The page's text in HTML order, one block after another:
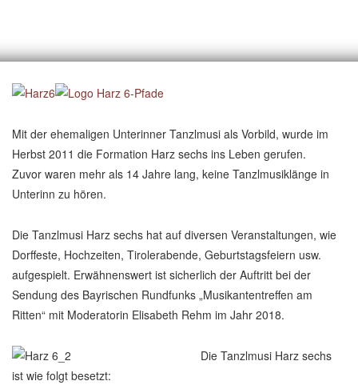
Mit der ehemaligen Unterinner Tanzlmusi als Vorbild, wurde im
Herbst 2011 die Formation Harz sechs ins Leben gerufen.
Zuvor waren mehr als 14 Jahre lang, keine Tanzlmusiklänge in
Unterinn zu hören.
Die Tanzlmusi Harz sechs hat auf diversen Veranstaltungen, wie
Dorffeste, Hochzeiten, Tirolerabende, Geburtstagsfeiern usw.
aufgespielt. Erwähnenswert ist sicherlich der Auftritt bei der
Sendung des Bayrischen Rundfunks „Musikantentreffen am
Ritten“ mit Moderatorin Elisabeth Rehm im Jahr 2018.
Die Tanzlmusi Harz sechs
ist wie folgt besetzt: